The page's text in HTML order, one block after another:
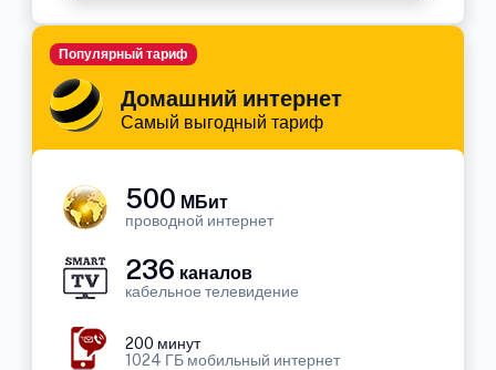
Домашний интернет
Самый выгодный тариф
Популярный тариф
500 МБит
проводной интернет
236 каналов
кабельное телевидение
200 минут
1024 ГБ мобильный интернет